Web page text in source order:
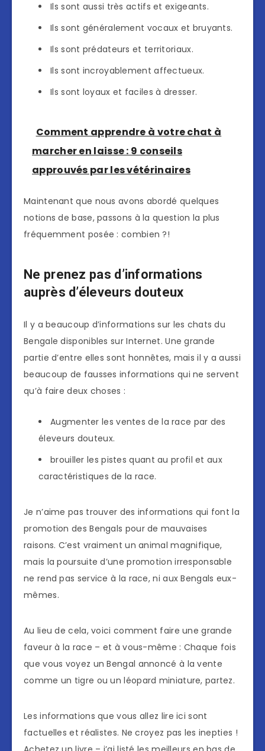
Ils sont aussi très actifs et exigeants.
Ils sont généralement vocaux et bruyants.
Ils sont prédateurs et territoriaux.
Ils sont incroyablement affectueux.
Ils sont loyaux et faciles à dresser.
Comment apprendre à votre chat à
marcher en laisse : 9 conseils
approuvés par les vétérinaires
Maintenant que nous avons abordé quelques
notions de base, passons à la question la plus
fréquemment posée : combien ?!
Ne prenez pas d’informations
auprès d’éleveurs douteux
Il y a beaucoup d’informations sur les chats du
Bengale disponibles sur Internet. Une grande
partie d’entre elles sont honnêtes, mais il y a aussi
beaucoup de fausses informations qui ne servent
qu’à faire deux choses :
Augmenter les ventes de la race par des
éleveurs douteux.
brouiller les pistes quant au profil et aux
caractéristiques de la race.
Je n’aime pas trouver des informations qui font la
promotion des Bengals pour de mauvaises
raisons. C’est vraiment un animal magnifique,
mais la poursuite d’une promotion irresponsable
ne rend pas service à la race, ni aux Bengals eux-
mêmes.
Au lieu de cela, voici comment faire une grande
faveur à la race – et à vous-même : Chaque fois
que vous voyez un Bengal annoncé à la vente
comme un tigre ou un léopard miniature, partez.
Les informations que vous allez lire ici sont
factuelles et réalistes. Ne croyez pas les inepties !